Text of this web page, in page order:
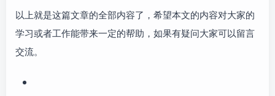
以上就是这篇文章的全部内容了，希望本文的内容对大家的
学习或者工作能带来一定的帮助，如果有疑问大家可以留言
交流。